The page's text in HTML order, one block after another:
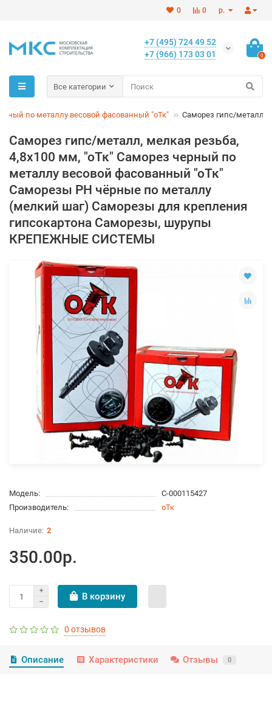
р.
0
0
+7 (495) 724 49 52
+7 (966) 173 03 01
0
Все категории
по металлу весовой фасованный "оТк" Саморез гипс/металл,
Саморез гипс/металл, мелкая резьба,
4,8х100 мм, "оТк" Саморез черный по
металлу весовой фасованный "оТк"
Саморезы PH чёрные по металлу
(мелкий шаг) Саморезы для крепления
гипсокартона Саморезы, шурупы
КРЕПЕЖНЫЕ СИСТЕМЫ
Модель:
С-000115427
Производитель:
оТк
2
350.00р.
В корзину
0 отзывов
Описание Характеристики Отзывы 0